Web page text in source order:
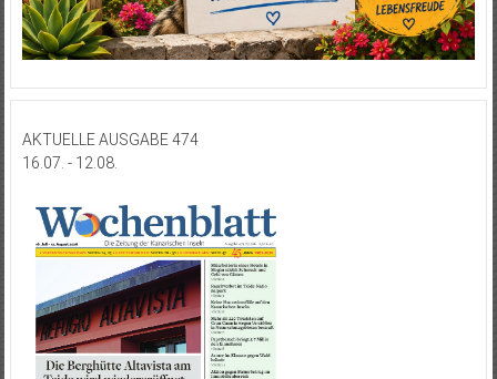
AKTUELLE AUSGABE 474
16.07. - 12.08.